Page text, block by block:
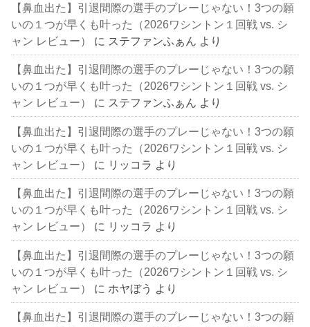
【鼻血出た】引退間際の選手のプレーじゃない！3つの願
いの１つが早くも叶った（2026ワシントン１回戦 vs. シ
ャン レビュー）
に ステファンふぁん より
【鼻血出た】引退間際の選手のプレーじゃない！3つの願
いの１つが早くも叶った（2026ワシントン１回戦 vs. シ
ャン レビュー）
に ステファンふぁん より
【鼻血出た】引退間際の選手のプレーじゃない！3つの願
いの１つが早くも叶った（2026ワシントン１回戦 vs. シ
ャン レビュー）
に リッコラ より
【鼻血出た】引退間際の選手のプレーじゃない！3つの願
いの１つが早くも叶った（2026ワシントン１回戦 vs. シ
ャン レビュー）
に リッコラ より
【鼻血出た】引退間際の選手のプレーじゃない！3つの願
いの１つが早くも叶った（2026ワシントン１回戦 vs. シ
ャン レビュー）
に ホヤぼう より
【鼻血出た】引退間際の選手のプレーじゃない！3つの願